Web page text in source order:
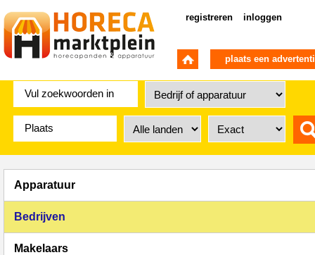
registreren inloggen
plaats een
Apparatuur
Bedrijven
Makelaars